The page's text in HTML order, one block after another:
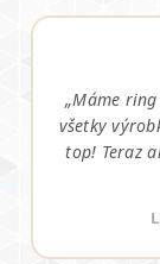
„Máme
všetky
top! Teraz